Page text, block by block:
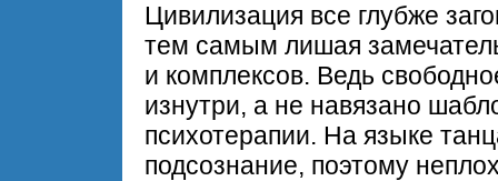
Цивилизация все глубже
тем самым лишая
и комплексов. Ведь
изнутри, а не навязано
психотерапии. На языке
подсознание, поэтому